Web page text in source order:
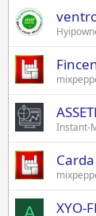
Instant-
A XYO-